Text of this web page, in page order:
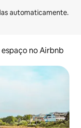
espaço no Airbnb